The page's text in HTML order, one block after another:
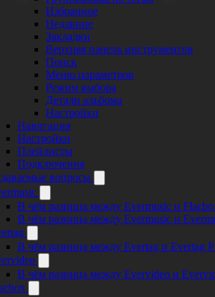
Избранное
Недавние
Закладки
Верхняя панель инструментов
Поиск
Меню параметров
Режим выбора
Детали альбома
Настройки
Навигация
Настройки
Плейлисты
Подключения
вопросы
В чём разница между Evermusic и
В чём разница между Evermusic и
В чём разница между Evertag и Evertag
В чём разница между Evervideo и